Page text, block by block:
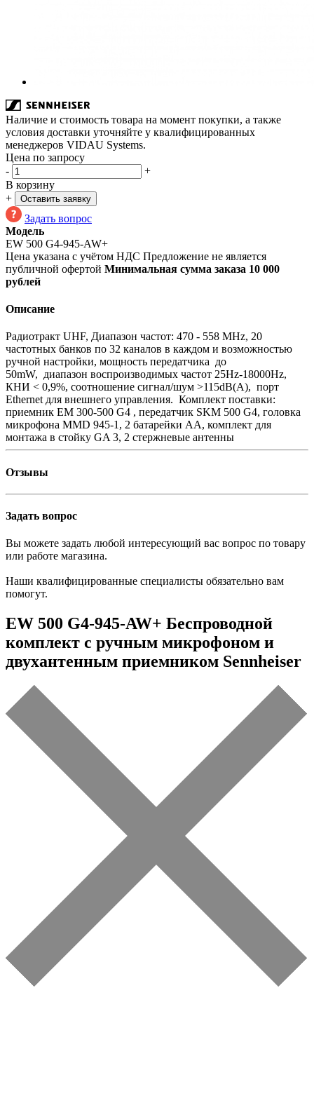
Наличие и стоимость товара на момент покупки, а также
условия доставки уточняйте у квалифицированных
менеджеров VIDAU Systems.
Цена по запросу
-
+
В корзину
+
Оставить заявку
Задать вопрос
Модель
EW 500 G4-945-AW+
Цена указана с учётом НДС Предложение не является
публичной офертой Минимальная сумма заказа 10 000
рублей
Описание
Радиотракт UHF, Диапазон частот: 470 - 558 MHz, 20
частотных банков по 32 каналов в каждом и возможностью
ручной настройки, мощность передатчика до
50mW, диапазон воспроизводимых частот 25Hz-18000Hz,
КНИ < 0,9%, соотношение сигнал/шум >115dB(A), порт
Ethernet для внешнего управления. Комплект поставки:
приемник EM 300-500 G4 , передатчик SKM 500 G4, головка
микрофона MMD 945-1, 2 батарейки AA, комплект для
монтажа в стойку GA 3, 2 стержневые антенны
Отзывы
Задать вопрос
Вы можете задать любой интересующий вас вопрос по товару
или работе магазина.
Наши квалифицированные специалисты обязательно вам
помогут.
EW 500 G4-945-AW+ Беспроводной
комплект с ручным микрофоном и
двухантенным приемником Sennheiser